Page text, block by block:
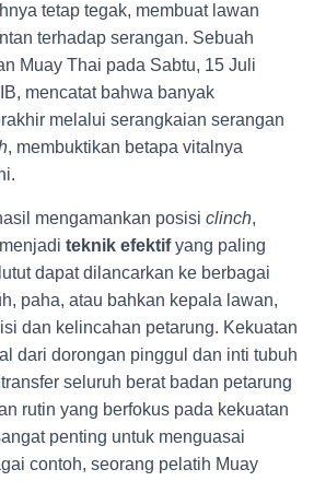
tetap tegak, membuat lawan
terhadap serangan. Sebuah
Muay Thai pada Sabtu, 15 Juli
mencatat bahwa banyak
melalui serangkaian serangan
, membuktikan betapa vitalnya
mengamankan posisi clinch,
teknik efektifyang paling
dapat dilancarkan ke berbagai
paha, atau bahkan kepala lawan,
dan kelincahan petarung. Kekuatan
dari dorongan pinggul dan inti tubuh
seluruh berat badan petarung
rutin yang berfokus pada kekuatan
penting untuk menguasai
contoh, seorang pelatih Muay